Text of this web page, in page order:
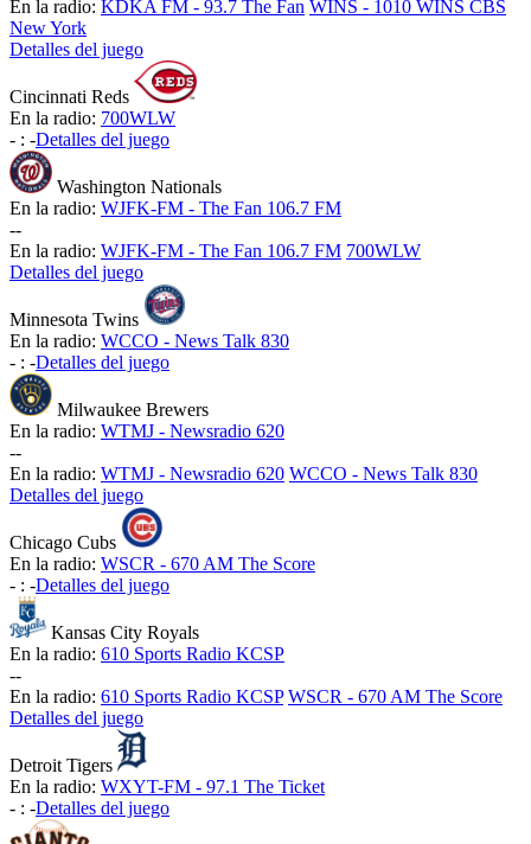
En la radio: KDKA FM - 93.7 The Fan WINS - 1010 WINS CBS
New York
Detalles del juego
Cincinnati Reds
En la radio: 700WLW
- : -Detalles del juego
Washington Nationals
En la radio: WJFK-FM - The Fan 106.7 FM
--
En la radio: WJFK-FM - The Fan 106.7 FM 700WLW
Detalles del juego
Minnesota Twins
En la radio: WCCO - News Talk 830
- : -Detalles del juego
Milwaukee Brewers
En la radio: WTMJ - Newsradio 620
--
En la radio: WTMJ - Newsradio 620 WCCO - News Talk 830
Detalles del juego
Chicago Cubs
En la radio: WSCR - 670 AM The Score
- : -Detalles del juego
Kansas City Royals
En la radio: 610 Sports Radio KCSP
--
En la radio: 610 Sports Radio KCSP WSCR - 670 AM The Score
Detalles del juego
Detroit Tigers
En la radio: WXYT-FM - 97.1 The Ticket
- : -Detalles del juego